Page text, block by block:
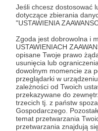
Jeśli chcesz dostosować
dotyczące zbierania
"USTAWIENIA
Zgoda jest dobrowolna i
USTAWIENIACH
opisane Twoje prawo
usunięcia lub
dowolnym momencie za
przeglądarki w
zależności od Twoich
przekazywane do
trzecich tj. z państw
Gospodarczego.
temat przetwarzania
przetwarzania znajdują
tysiaifelcia audiobajki
przygodypełnedobra
Udostępnij